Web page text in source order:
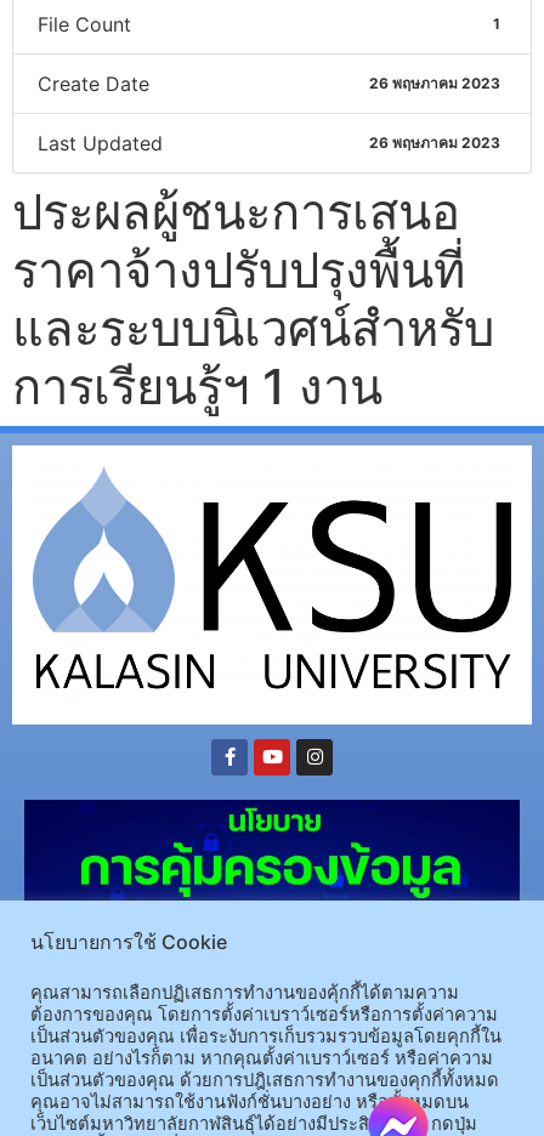
File Count 1
Create Date 26 พฤษภาคม 2023
Last Updated 26 พฤษภาคม 2023
ประผลผู้ชนะการเสนอ
ราคาจ้างปรับปรุงพื้นที่
และระบบนิเวศน์สำหรับ
การเรียนรู้ฯ 1 งาน
(อ.นามน)13 หมู่ 14 ต.สงเปลือย อ.นามน จ.กาฬสินธุ์ 46230โทรศัพท์ : 043-602-055 โทรสาร :
043-602-044
(อ.เมือง)62/1 ถ.เกษตรสมบูรณ์ ต.กาฬสินธุ์ อ.เมือง จ.กาฬสินธุ์ 46000โทรศัพท์ 043-811128 08-
64584360 โทรสาร 043-813070
นโยบายการใช้ Cookie
คุณสามารถเลือกปฏิเสธการทำงานของคุ้กกี้ได้ตามความ
ต้องการของคุณ โดยการตั้งค่าเบราว์เซอร์หรือการตั้งค่าความ
เป็นส่วนตัวของคุณ เพื่อระงับการเก็บรวมรวบข้อมูลโดยคุกกี้ใน
อนาคต อย่างไรก็ตาม หากคุณตั้งค่าเบราว์เซอร์ หรือค่าความ
เป็นส่วนตัวของคุณ ด้วยการปฎิเสธการทำงานของคุกกี้ทั้งหมด
คุณอาจไม่สามารถใช้งานฟังก์ชั่นบางอย่าง หรือทั้งหมดบน
เว็บไซต์มหาวิทยาลัยกาฬสินธุ์ได้อย่างมีประสิทธิภาพ กดปุ่ม